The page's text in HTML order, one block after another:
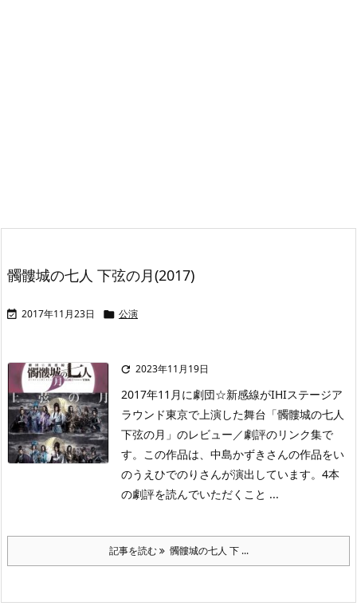
髑髏城の七人 下弦の月(2017)
 2017年11月23日  公演
 2023年11月19日
2017年11月に劇団☆新感線がIHIステージア
ラウンド東京で上演した舞台「髑髏城の七人
下弦の月」のレビュー／劇評のリンク集で
す。この作品は、中島かずきさんの作品をい
のうえひでのりさんが演出しています。4本
の劇評を読んでいただくこと ...
記事を読む 髑髏城の七人 下 ...